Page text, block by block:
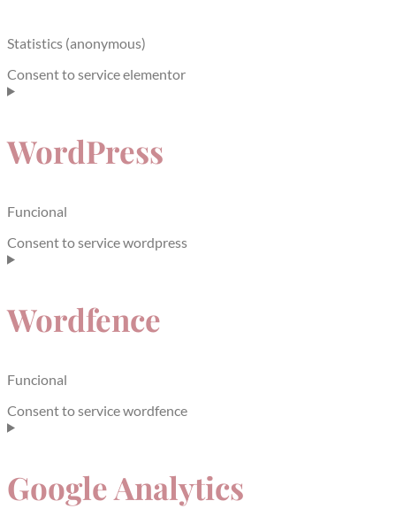
Statistics (anonymous)
Consent to service elementor
WordPress
Funcional
Consent to service wordpress
Wordfence
Funcional
Consent to service wordfence
Google Analytics